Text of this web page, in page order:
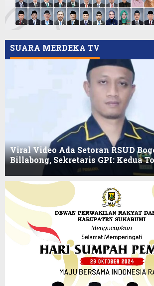
SUARA MERDEKA TV
Viral Video Ada Setoran RSUD
Billabong, Sekretaris GPI: Kedua